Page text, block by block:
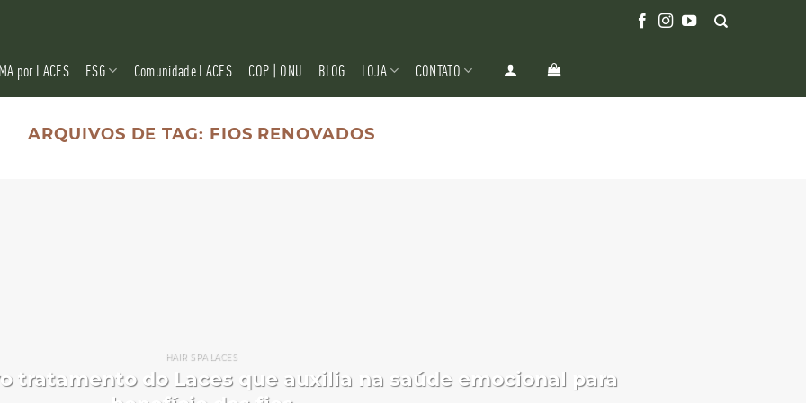
por LACES ESG Comunidade LACES COP | ONU BLOG LOJA CONTATO
ARQUIVOS DE TAG: FIOS RENOVADOS
HAIR SPA LACES
tratamento do Laces que auxilia na saúde emocional para